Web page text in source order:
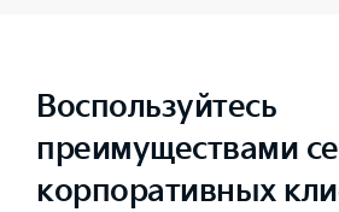
Воспользуйтесь
преимуществами
корпоративных